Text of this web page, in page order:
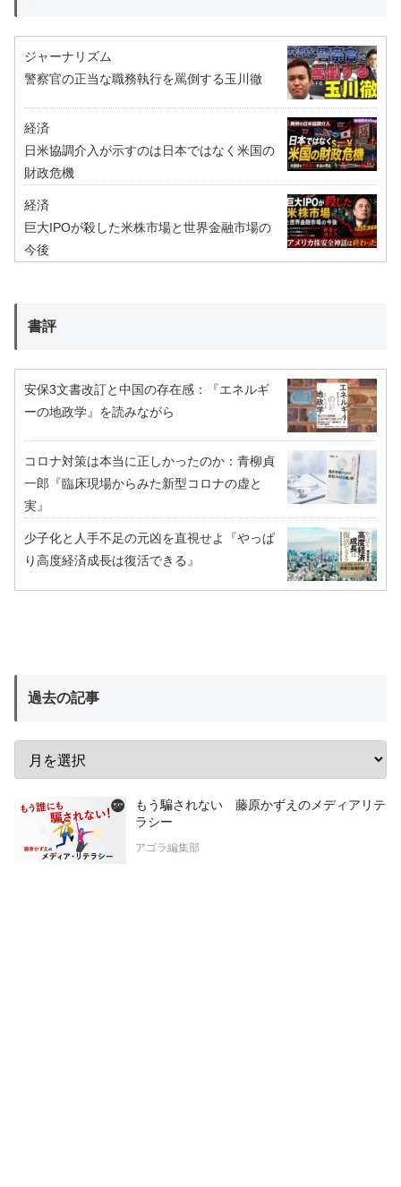
ジャーナリズム
警察官の正当な職務執行を罵倒する玉川徹
経済
日米協調介入が示すのは日本ではなく米国の
財政危機
経済
巨大IPOが殺した米株市場と世界金融市場の
今後
書評
安保3文書改訂と中国の存在感：『エネルギ
ーの地政学』を読みながら
コロナ対策は本当に正しかったのか：青柳貞
一郎『臨床現場からみた新型コロナの虚と
実』
少子化と人手不足の元凶を直視せよ『やっぱ
り高度経済成長は復活できる』
過去の記事
もう騙されない 藤原かずえのメディアリテ
ラシー
アゴラ編集部